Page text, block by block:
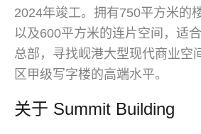
2024年竣工。拥有750平方米的
以及600平方米的连片空间，适
总部，寻找岘港大型现代商业空
区甲级写字楼的高端水平。
关于 Summit Building